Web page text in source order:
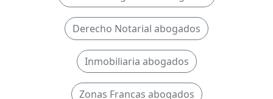
Derecho Notarial abogados
Inmobiliaria abogados
Zonas Francas abogados